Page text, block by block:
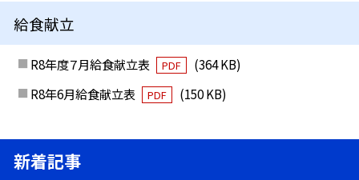
給食献立
R8年度７月給食献立表 PDF
(364 KB)
R8年6月給食献立表
PDF (150 KB)
新着記事